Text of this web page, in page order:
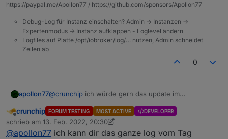
https://paypal.me/Apollon77 / https://github.com/sponsors/Apollon77
Debug-Log für Instanz einschalten? Admin -> Instanzen ->
Expertenmodus -> Instanz aufklappen - Loglevel ändern
Logfiles auf Platte /opt/iobroker/log/… nutzen, Admin schneidet
Zeilen ab
0
apollon77@crunchip ich würde gern das update im
die zeitlichen Zusammenhänge des Updates mit dem
Adapter start der da gezickt hat.
Offline
crunchip FORUM TESTING MOST ACTIVE DEVELOPER
schrieb am 13. Feb. 2022, 20:30
zuletzt editiert von crunchip
@apollon77 ich kann dir das ganze log vom Tag